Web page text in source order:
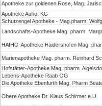
Apotheke zur goldenen Rose, Mag.
Apotheke Auhof KG
Schutzengel Apotheke - Mag.pharm.
Landschafts-Apotheke Mag. pharm.
Marienapotheke Mag. pharm. Reinhard
Hofstätter-Apotheke Mag. pharm.
Lebens-Apotheke Raab OG
Die Apotheke Ebenfurth Mag. Pharm
Obere Apotheke Dr. Klaus Schirmer e.U.